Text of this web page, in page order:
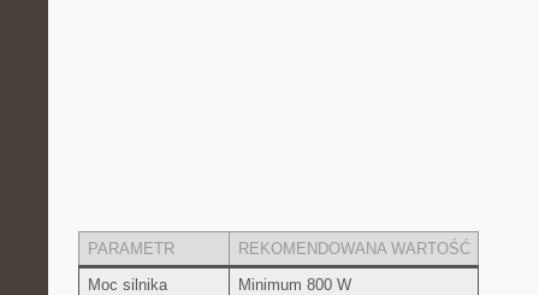
PARAMETR
REKOMENDOWANA WARTOŚĆ
Moc silnika
Minimum 800 W